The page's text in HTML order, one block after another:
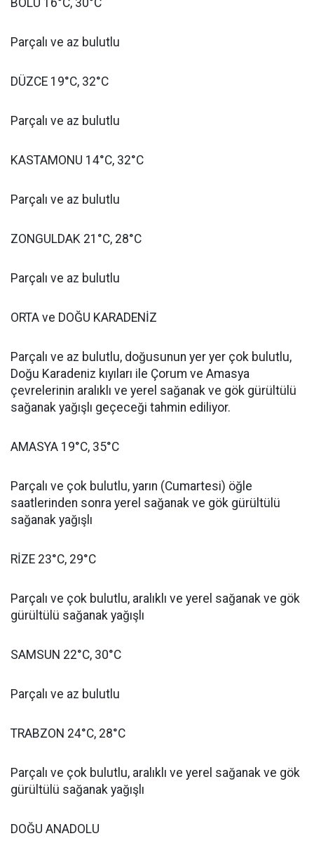
Parçalı ve az bulutlu
DÜZCE 19°C, 32°C
Parçalı ve az bulutlu
KASTAMONU 14°C, 32°C
Parçalı ve az bulutlu
ZONGULDAK 21°C, 28°C
Parçalı ve az bulutlu
ORTA ve DOĞU KARADENİZ
Parçalı ve az bulutlu, doğusunun yer yer çok bulutlu,
Doğu Karadeniz kıyıları ile Çorum ve Amasya
çevrelerinin aralıklı ve yerel sağanak ve gök gürültülü
sağanak yağışlı geçeceği tahmin ediliyor.
AMASYA 19°C, 35°C
Parçalı ve çok bulutlu, yarın (Cumartesi) öğle
saatlerinden sonra yerel sağanak ve gök gürültülü
sağanak yağışlı
RİZE 23°C, 29°C
Parçalı ve çok bulutlu, aralıklı ve yerel sağanak ve gök
gürültülü sağanak yağışlı
SAMSUN 22°C, 30°C
Parçalı ve az bulutlu
TRABZON 24°C, 28°C
Parçalı ve çok bulutlu, aralıklı ve yerel sağanak ve gök
gürültülü sağanak yağışlı
DOĞU ANADOLU